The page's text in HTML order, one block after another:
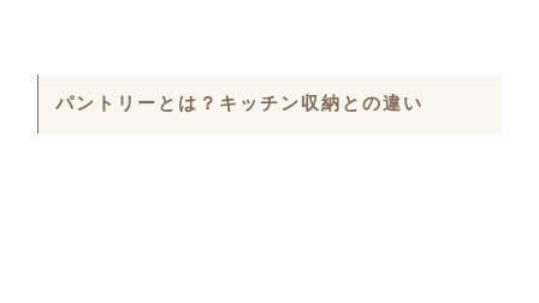
パントリーとは？キッチン収納との違い